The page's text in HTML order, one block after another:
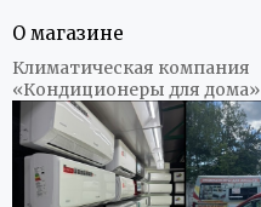
О магазине
Климатическая компания
«Кондиционеры для дома»